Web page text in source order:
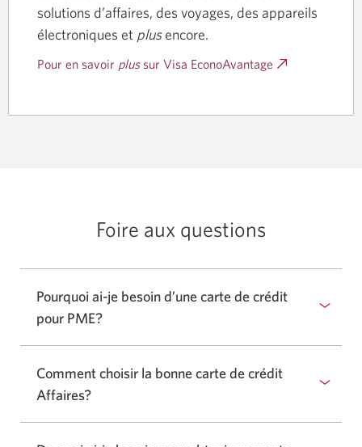
solutions d’affaires, des voyages, des appareils
électroniques et plusencore.
Pour en savoir plussur Visa EconoAvantage Une
Foire aux questions
Pourquoi ai-je besoin d’une carte de crédit
pour PME?
Comment choisir la bonne carte de crédit
Affaires?